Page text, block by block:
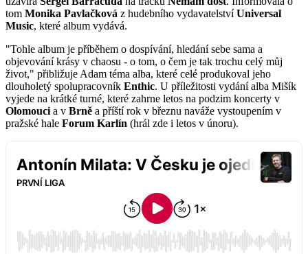
tom Monika Pavlačková z hudebního vydavatelstvíUniversal
Music, které album vydává.
"Tohle album je příběhem o dospívání, hledání sebe sama a
objevování krásy v chaosu - o tom, o čem je tak trochu celý můj
život," přibližuje Adam téma alba, které celé produkoval jeho
dlouholetý spolupracovník Enthic. U příležitosti vydání alba Mišík
vyjede na krátké turné, které zahrne letos na podzim koncerty v
Olomoucia v Brně a příští rok v březnu naváže vystoupením v
pražské hale Forum Karlín (hrál zde i letos v únoru).